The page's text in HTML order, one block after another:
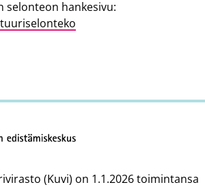
hankesivu:
(Kuvi) on 1.1.2026 toimintansa